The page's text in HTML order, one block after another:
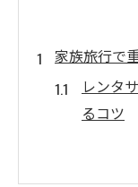
家族旅行で
レンタ
るコツ
京都で